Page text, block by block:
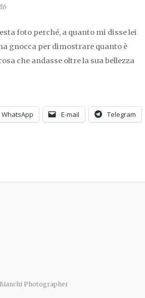
foto perché, a quanto mi disse lei
gnocca per dimostrare quanto è
che andasse oltre la sua bellezza
WhatsApp E-mail Telegram
Photographer